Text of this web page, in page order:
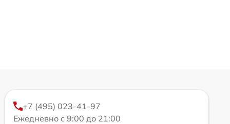
+7 (495) 023-41-97
Ежедневно с 9:00 до 21:00